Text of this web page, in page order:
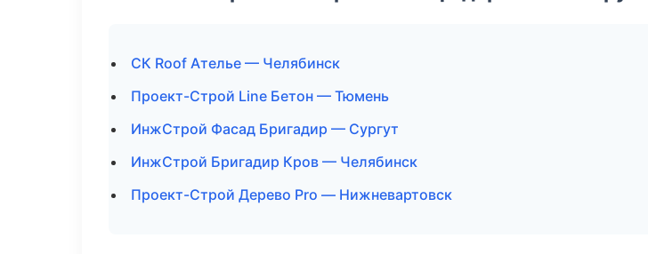
СК Roof Ателье — Челябинск
Проект-Строй Line Бетон — Тюмень
ИнжСтрой Фасад Бригадир — Сургут
ИнжСтрой Бригадир Кров — Челябинск
Проект-Строй Дерево Pro — Нижневартовск